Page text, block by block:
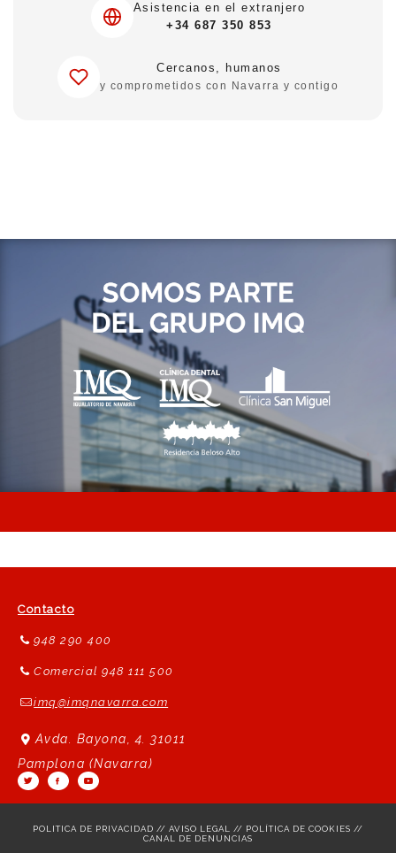
Asistencia en el extranjero
+34 687 350 853
Cercanos, humanos
y comprometidos con Navarra y contigo
Contacto
948 290 400
Comercial 948 111 500
imq@imqnavarra.com
Avda. Bayona, 4. 31011
Pamplona (Navarra)
POLITICA DE PRIVACIDAD // AVISO LEGAL // POLÍTICA DE COOKIES //
CANAL DE DENUNCIAS